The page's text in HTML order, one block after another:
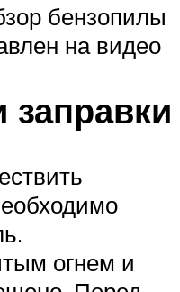
бензопилы
на видео
заправки
огнем и